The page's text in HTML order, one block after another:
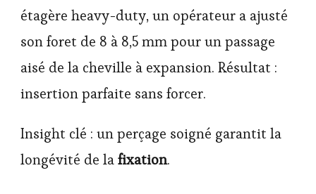
étagère heavy-duty, un opérateur a ajusté
son foret de 8 à 8,5 mm pour un passage
aisé de la cheville à expansion. Résultat :
insertion parfaite sans forcer.
Insight clé : un perçage soigné garantit la
longévité de lafixation.